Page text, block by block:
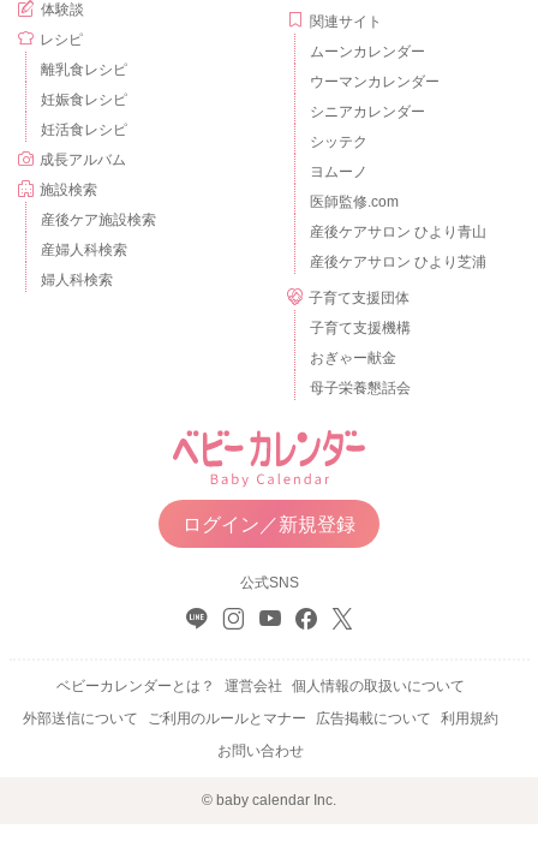
体験談
レシピ
離乳食レシピ
妊娠食レシピ
妊活食レシピ
成長アルバム
施設検索
産後ケア施設検索
産婦人科検索
婦人科検索
関連サイト
ムーンカレンダー
ウーマンカレンダー
シニアカレンダー
シッテク
ヨムーノ
医師監修.com
産後ケアサロン ひより青山
産後ケアサロン ひより芝浦
子育て支援団体
子育て支援機構
おぎゃー献金
母子栄養懇話会
ログイン／新規登録
公式SNS
ベビーカレンダーとは？ 運営会社
個人情報の取扱いについて
外部送信について
ご利用のルールとマナー 広告掲載について
利用規約
お問い合わせ
© baby calendar Inc.